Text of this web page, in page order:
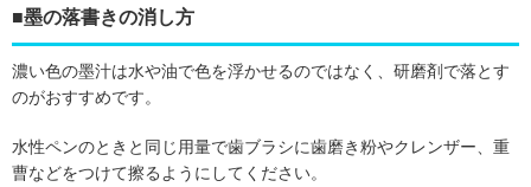
■墨の落書きの消し方
濃い色の墨汁は水や油で色を浮かせるのではなく、研磨剤で落とす
のがおすすめです。
水性ペンのときと同じ用量で歯ブラシに歯磨き粉やクレンザー、重
曹などをつけて擦るようにしてください。